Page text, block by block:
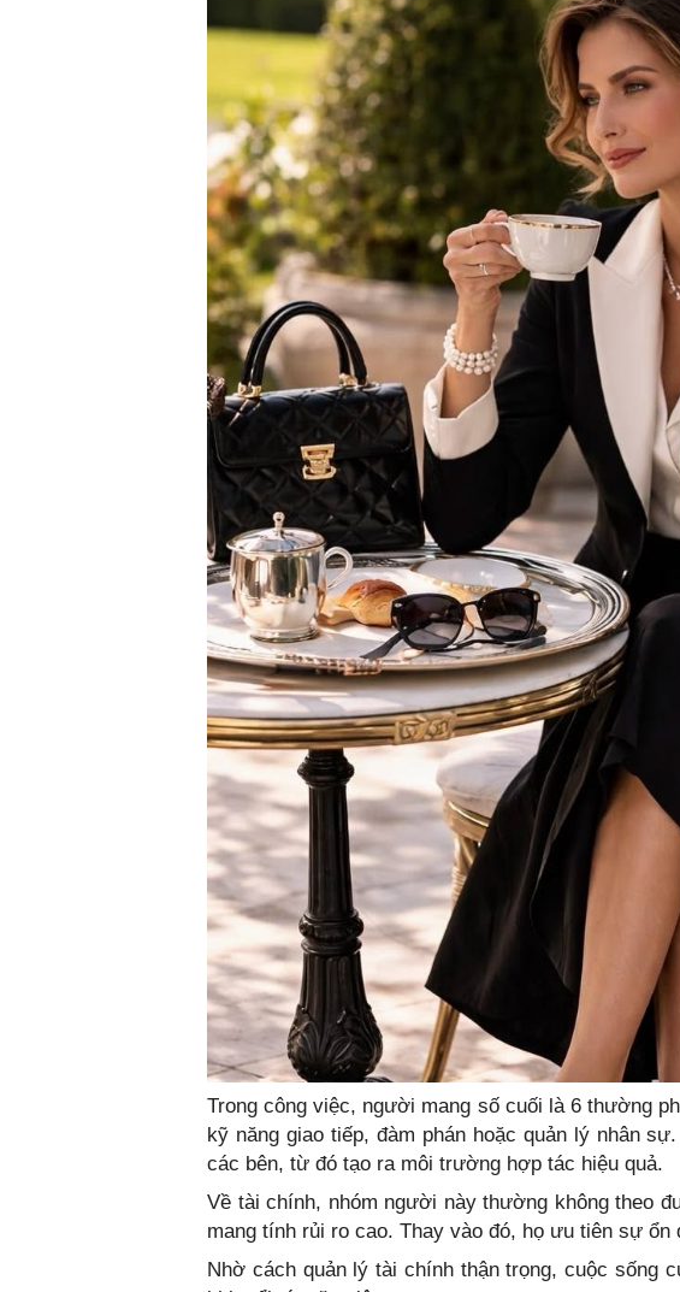
Trong công việc, người mang số cuối là 6 thường
kỹ năng giao tiếp, đàm phán hoặc quản lý nhân
các bên, từ đó tạo ra môi trường hợp tác hiệu quả.
Về tài chính, nhóm người này thường không theo
mang tính rủi ro cao. Thay vào đó, họ ưu tiên sự
Nhờ cách quản lý tài chính thận trọng, cuộc sống